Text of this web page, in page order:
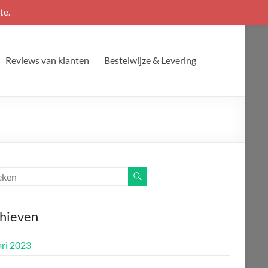
Reviews van klanten
Bestelwijze & Levering
2023